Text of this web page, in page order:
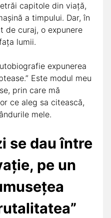
capitole din viață,
a timpului. Dar, în
de curaj, o expunere
lumii.
expunerea
Este modul meu
prin care mă
ce aleg sa citească,
mele.
se dau între
pe un